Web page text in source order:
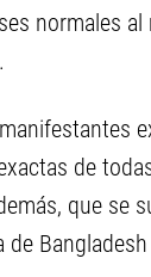
normales
de
que se
de